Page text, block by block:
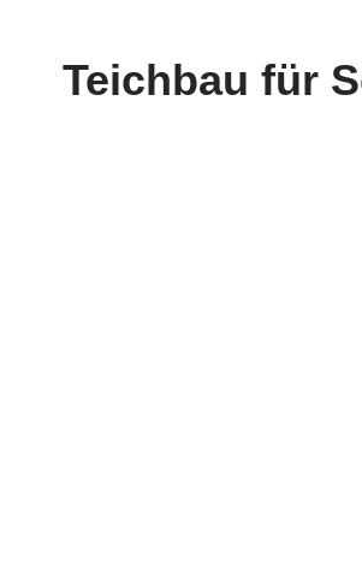
Teichbau für